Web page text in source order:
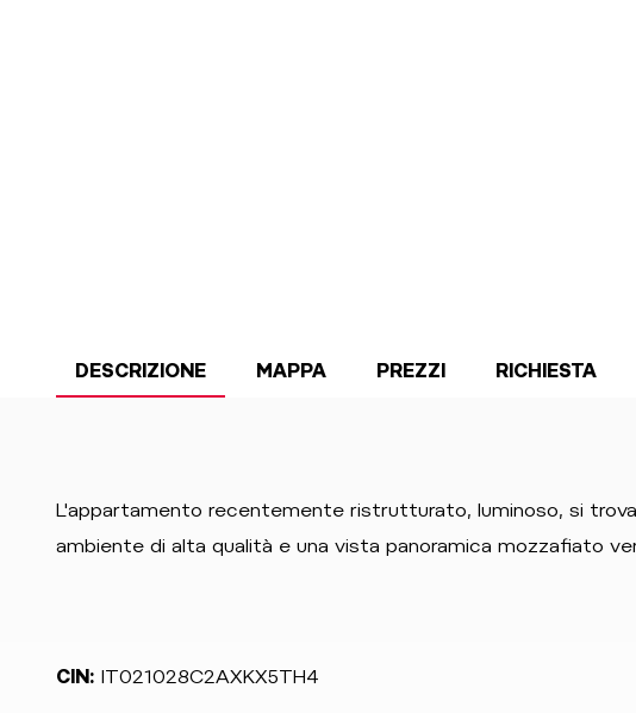
DESCRIZIONE MAPPA PREZZI RICHIESTA
L'appartamento recentemente ristrutturato, luminoso, si
ambiente di alta qualità e una vista panoramica mozzafiato
CIN: IT021028C2AXKX5TH4